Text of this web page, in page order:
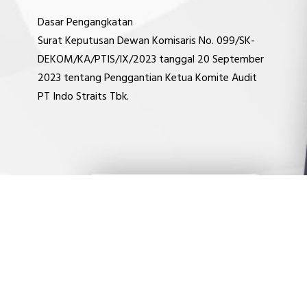
Dasar Pengangkatan
Surat Keputusan Dewan Komisaris No. 099/SK-
DEKOM/KA/PTIS/IX/2023 tanggal 20 September
2023 tentang Penggantian Ketua Komite Audit
PT Indo Straits Tbk.